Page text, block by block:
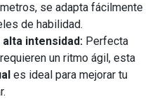
se adapta fácilmente
de habilidad.
intensidad: Perfecta
un ritmo ágil, esta
es ideal para mejorar tu